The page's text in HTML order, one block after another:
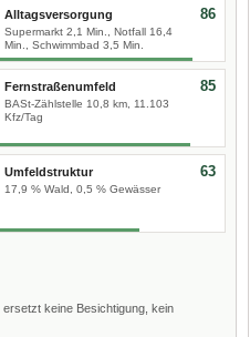
Alltagsversorgung
Supermarkt 2,1 Min., Notfall 16,4
Min., Schwimmbad 3,5 Min.
86
Fernstraßenumfeld
BASt-Zählstelle 10,8 km, 11.103
Kfz/Tag
85
Umfeldstruktur
17,9 % Wald, 0,5 % Gewässer
63
ersetzt keine Besichtigung, kein